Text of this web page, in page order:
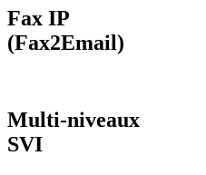
Fax IP
(Fax2Email)
Multi-niveaux
SVI